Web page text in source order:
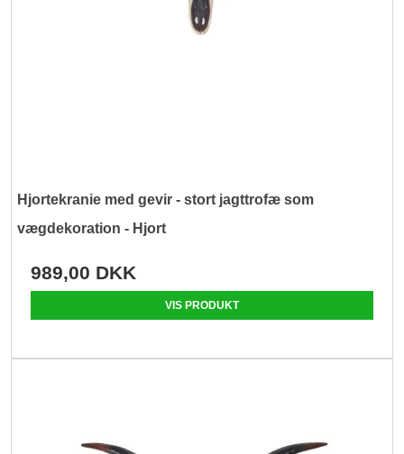
Hjortekranie med gevir - stort jagttrofæ som
vægdekoration - Hjort
989,00 DKK
VIS PRODUKT